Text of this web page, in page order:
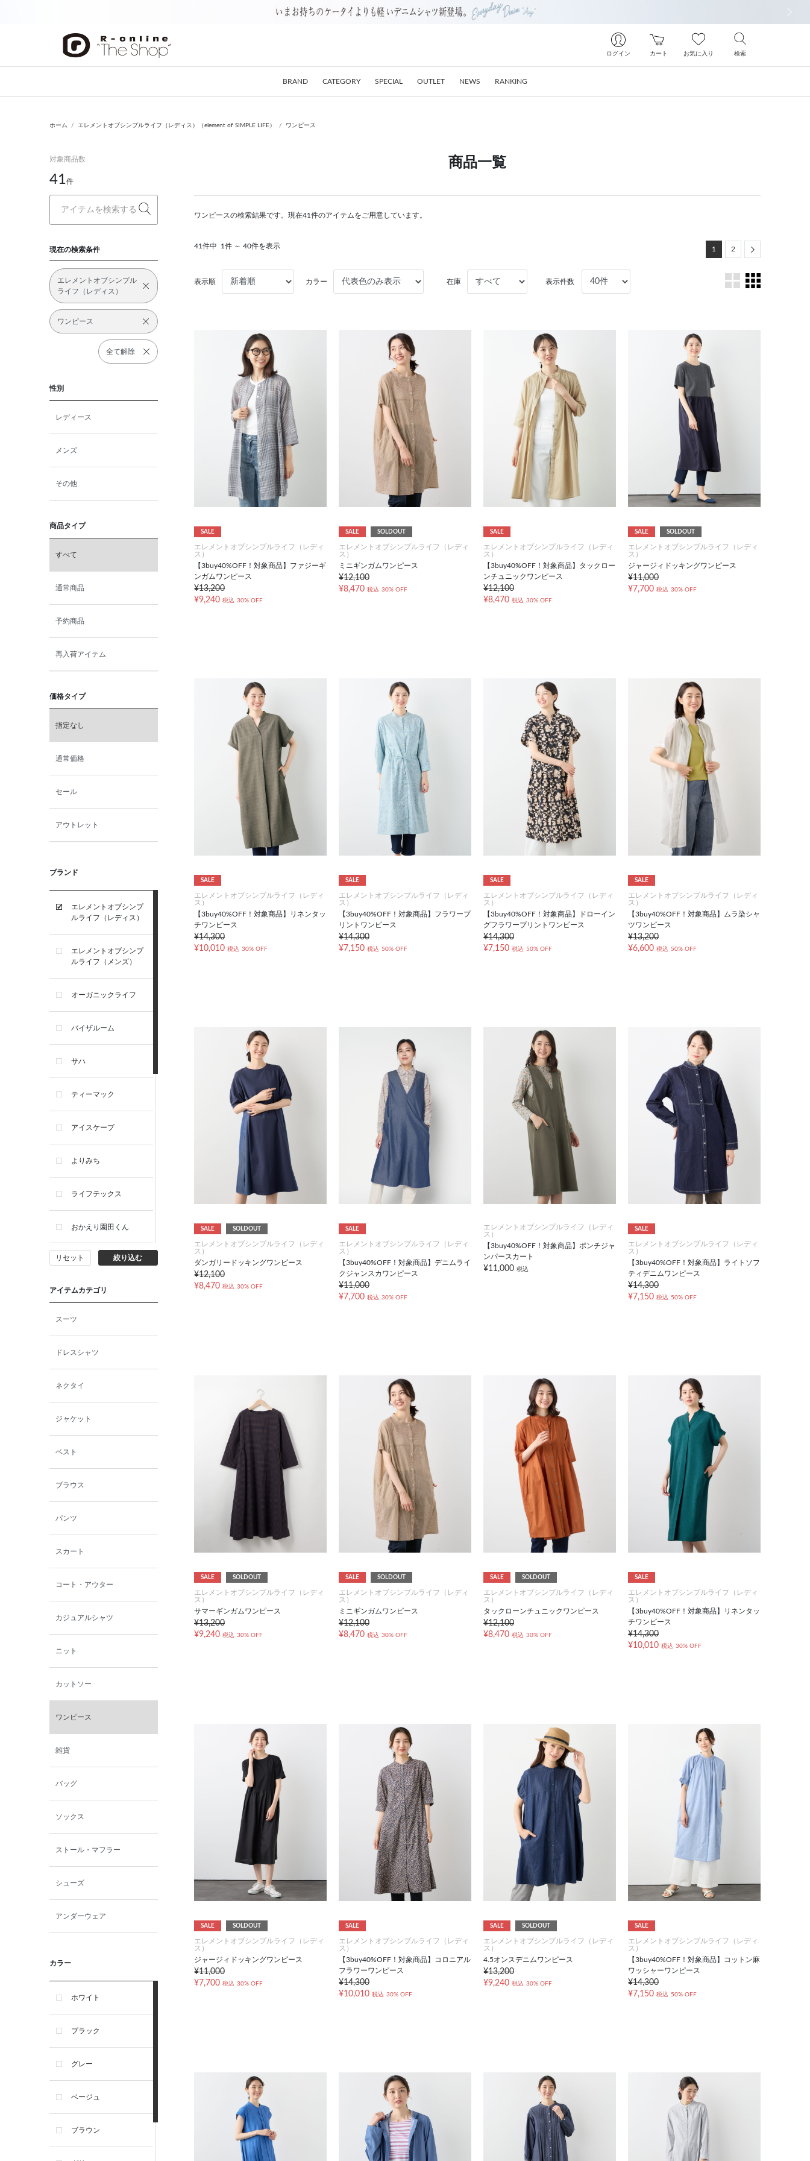
ログイン カート お気に入り 検索
BRAND CATEGORY SPECIAL OUTLET NEWS RANKING
ホーム エレメントオブシンプルライフ（レディス）（element of SIMPLE LIFE） ワンピース
対象商品数
41件
現在の検索条件
エレメントオブシンプル
ライフ（レディス）
ワンピース
全て解除
性別
レディース
メンズ
その他
商品タイプ
すべて
通常商品
予約商品
再入荷アイテム
価格タイプ
指定なし
通常価格
セール
アウトレット
ブランド
エレメントオブシンプ
ルライフ（レディス）
エレメントオブシンプ
ルライフ（メンズ）
オーガニックライフ
バイザルーム
サハ
ティーマック
アイスケープ
よりみち
ライフテックス
おかえり園田くん
ビー・エー・ジー
イヴィスト
ン
西脇シリーズ
小泉革店
シャミー
パーソンズジーンズ
ファインデーション
ローズペッシュ / パル
モンド
リセット 絞り込む
アイテムカテゴリ
スーツ
ドレスシャツ
ネクタイ
ジャケット
ベスト
ブラウス
パンツ
スカート
コート・アウター
カジュアルシャツ
ニット
カットソー
ワンピース
雑貨
バッグ
ソックス
ストール・マフラー
シューズ
アンダーウェア
カラー
ホワイト
ブラック
グレー
ベージュ
ブラウン
商品一覧
ワンピースの検索結果です。現在41件のアイテムをご用意しています。
41件中 1件 ～ 40件を表示 1 2 Next
表示順 カラー 在庫 表示件数
SALE
エレメントオブシンプルライフ（レディ
ス）
【3buy40%OFF！対象商品】ファジーギ
ンガムワンピース
¥13,200
¥9,240 税込 30% OFF
SALE SOLDOUT
エレメントオブシンプルライフ（レディ
ス）
ミニギンガムワンピース
¥12,100
¥8,470 税込 30% OFF
SALE
エレメントオブシンプルライフ（レディ
ス）
【3buy40%OFF！対象商品】タックロー
ンチュニックワンピース
¥12,100
¥8,470 税込 30% OFF
SALE SOLDOUT
エレメントオブシンプルライフ（レディ
ス）
ジャージィドッキングワンピース
¥11,000
¥7,700 税込 30% OFF
SALE
エレメントオブシンプルライフ（レディ
ス）
【3buy40%OFF！対象商品】リネンタッ
チワンピース
¥14,300
¥10,010 税込 30% OFF
SALE
エレメントオブシンプルライフ（レディ
ス）
【3buy40%OFF！対象商品】フラワープ
リントワンピース
¥14,300
¥7,150 税込 50% OFF
SALE
エレメントオブシンプルライフ（レディ
ス）
【3buy40%OFF！対象商品】ドローイン
グフラワープリントワンピース
¥14,300
¥7,150 税込 50% OFF
SALE
エレメントオブシンプルライフ（レディ
ス）
【3buy40%OFF！対象商品】ムラ染シャ
ツワンピース
¥13,200
¥6,600 税込 50% OFF
SALE SOLDOUT
エレメントオブシンプルライフ（レディ
ス）
ダンガリードッキングワンピース
¥12,100
¥8,470 税込 30% OFF
SALE
エレメントオブシンプルライフ（レディ
ス）
【3buy40%OFF！対象商品】デニムライ
クジャンスカワンピース
¥11,000
¥7,700 税込 30% OFF
エレメントオブシンプルライフ（レディ
ス）
【3buy40%OFF！対象商品】ポンチジャ
ンパースカート
¥11,000 税込
SALE
エレメントオブシンプルライフ（レディ
ス）
【3buy40%OFF！対象商品】ライトソフ
ティデニムワンピース
¥14,300
¥7,150 税込 50% OFF
SALE SOLDOUT
エレメントオブシンプルライフ（レディ
ス）
サマーギンガムワンピース
¥13,200
¥9,240 税込 30% OFF
SALE SOLDOUT
エレメントオブシンプルライフ（レディ
ス）
ミニギンガムワンピース
¥12,100
¥8,470 税込 30% OFF
SALE SOLDOUT
エレメントオブシンプルライフ（レディ
ス）
タックローンチュニックワンピース
¥12,100
¥8,470 税込 30% OFF
SALE
エレメントオブシンプルライフ（レディ
ス）
【3buy40%OFF！対象商品】リネンタッ
チワンピース
¥14,300
¥10,010 税込 30% OFF
SALE SOLDOUT
エレメントオブシンプルライフ（レディ
ス）
ジャージィドッキングワンピース
¥11,000
¥7,700 税込 30% OFF
SALE
エレメントオブシンプルライフ（レディ
ス）
【3buy40%OFF！対象商品】コロニアル
フラワーワンピース
¥14,300
¥10,010 税込 30% OFF
SALE SOLDOUT
エレメントオブシンプルライフ（レディ
ス）
4.5オンスデニムワンピース
¥13,200
¥9,240 税込 30% OFF
SALE
エレメントオブシンプルライフ（レディ
ス）
【3buy40%OFF！対象商品】コットン麻
ワッシャーワンピース
¥14,300
¥7,150 税込 50% OFF